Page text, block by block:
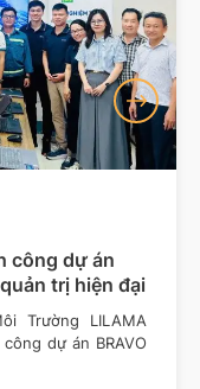
công dự án
trị hiện đại
Trường LILAMA
dự án BRAVO